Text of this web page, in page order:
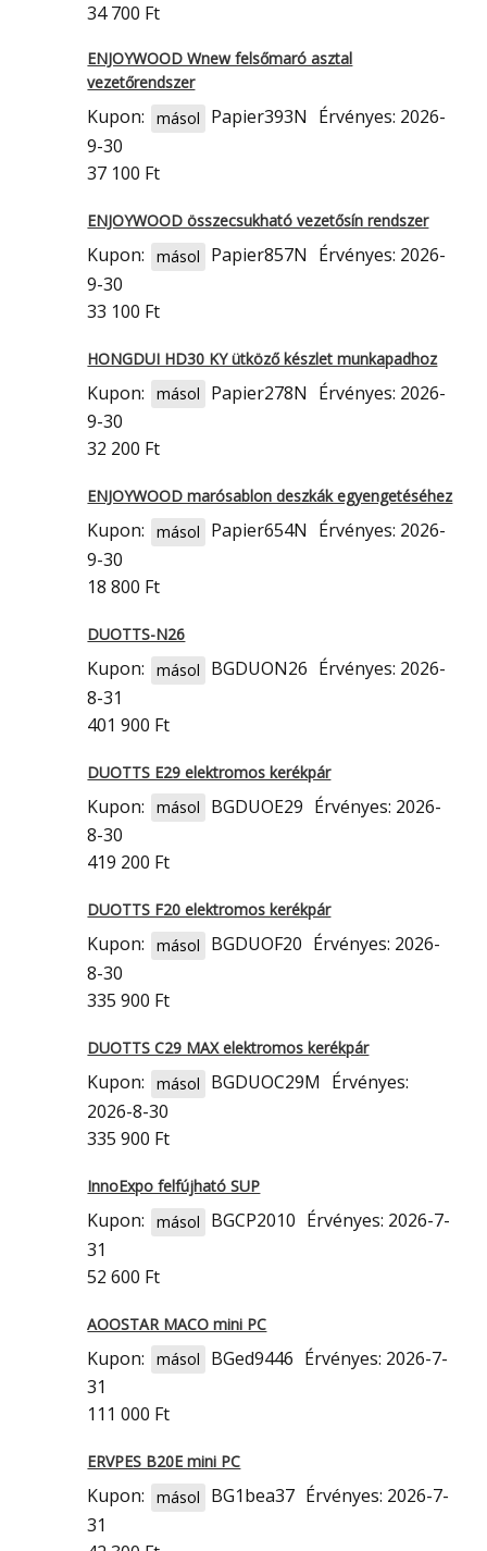
34 700 Ft
ENJOYWOOD Wnew felsőmaró asztal
vezetőrendszer
Kupon: másol Papier393N Érvényes: 2026-
9-30
37 100 Ft
ENJOYWOOD összecsukható vezetősín rendszer
Kupon: másol Papier857N Érvényes: 2026-
9-30
33 100 Ft
HONGDUI HD30 KY ütköző készlet munkapadhoz
Kupon: másol Papier278N Érvényes: 2026-
9-30
32 200 Ft
ENJOYWOOD marósablon deszkák egyengetéséhez
Kupon: másol Papier654N Érvényes: 2026-
9-30
18 800 Ft
DUOTTS-N26
Kupon: másol BGDUON26 Érvényes: 2026-
8-31
401 900 Ft
DUOTTS E29 elektromos kerékpár
Kupon: másol BGDUOE29 Érvényes: 2026-
8-30
419 200 Ft
DUOTTS F20 elektromos kerékpár
Kupon: másol BGDUOF20 Érvényes: 2026-
8-30
335 900 Ft
DUOTTS C29 MAX elektromos kerékpár
Kupon: másol BGDUOC29M Érvényes:
2026-8-30
335 900 Ft
InnoExpo felfújható SUP
Kupon: másol BGCP2010 Érvényes: 2026-7-
31
52 600 Ft
AOOSTAR MACO mini PC
Kupon: másol BGed9446 Érvényes: 2026-7-
31
111 000 Ft
ERVPES B20E mini PC
Kupon: másol BG1bea37 Érvényes: 2026-7-
31